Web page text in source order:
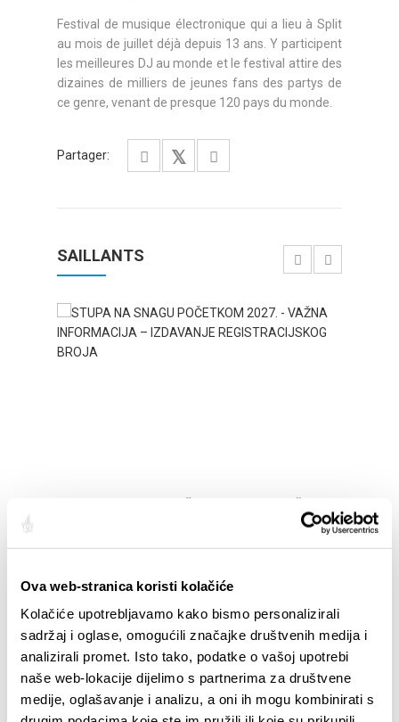
Ova web-stranica koristi kolačiće
Kolačiće upotrebljavamo kako bismo personalizirali
sadržaj i oglase, omogućili značajke društvenih medija i
analizirali promet. Isto tako, podatke o vašoj upotrebi
naše web-lokacije dijelimo s partnerima za društvene
medije, oglašavanje i analizu, a oni ih mogu kombinirati s
Festival de musique électronique qui a lieu à Split
au mois de juillet déjà depuis 13 ans. Y participent
les meilleures DJ au monde et le festival attire des
dizaines de milliers de jeunes fans des partys de
ce genre, venant de presque 120 pays du monde.
Partager:
SAILLANTS
INFORMACIJA – IZDAVANJE REGISTRACIJSKOG
Your